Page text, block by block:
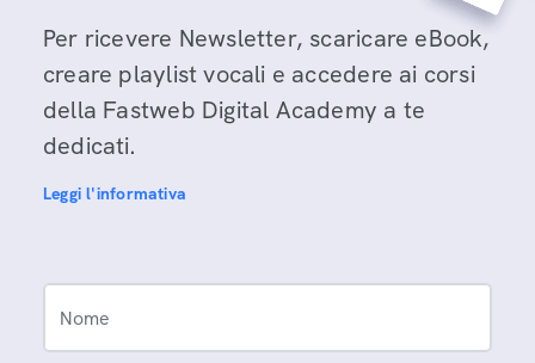
Per ricevere Newsletter, scaricare eBook,
creare playlist vocali e accedere ai corsi
della Fastweb Digital Academy a te
dedicati.
Leggi l'informativa
Nome